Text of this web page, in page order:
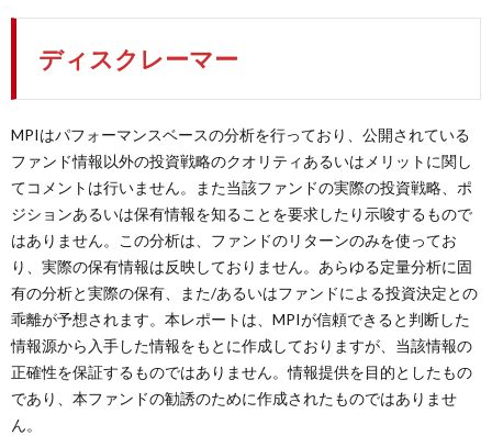
ディスクレーマー
MPIはパフォーマンスベースの分析を行っており、公開されている
ファンド情報以外の投資戦略のクオリティあるいはメリットに関し
てコメントは行いません。また当該ファンドの実際の投資戦略、ポ
ジションあるいは保有情報を知ることを要求したり示唆するもので
はありません。この分析は、ファンドのリターンのみを使ってお
り、実際の保有情報は反映しておりません。あらゆる定量分析に固
有の分析と実際の保有、また/あるいはファンドによる投資決定との
乖離が予想されます。本レポートは、MPIが信頼できると判断した
情報源から入手した情報をもとに作成しておりますが、当該情報の
正確性を保証するものではありません。情報提供を目的としたもの
であり、本ファンドの勧誘のために作成されたものではありませ
ん。